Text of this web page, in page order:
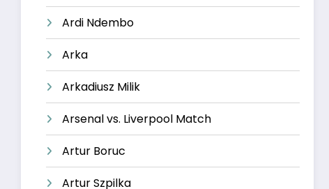
Ardi Ndembo
Arka
Arkadiusz Milik
Arsenal vs. Liverpool Match
Artur Boruc
Artur Szpilka